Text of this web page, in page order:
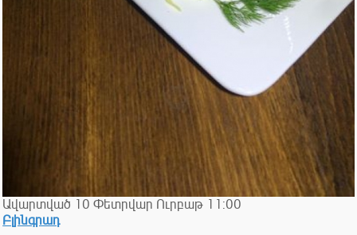
Ավարտված 10 Փետրվար Ուրբաթ 11:00
Բլինգրադ